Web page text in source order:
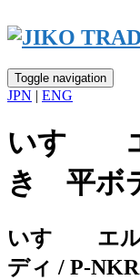
to
content
Toggle navigation
JPN | ENG
いすゞ
き 平ボ
いすゞ エ
ディ / P-